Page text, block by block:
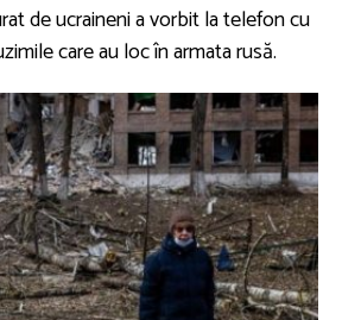
de ucraineni a vorbit la telefon cu
care au loc în armata rusă.